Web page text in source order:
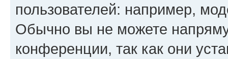
пользователей: например,
Обычно вы не можете
конференции, так как они